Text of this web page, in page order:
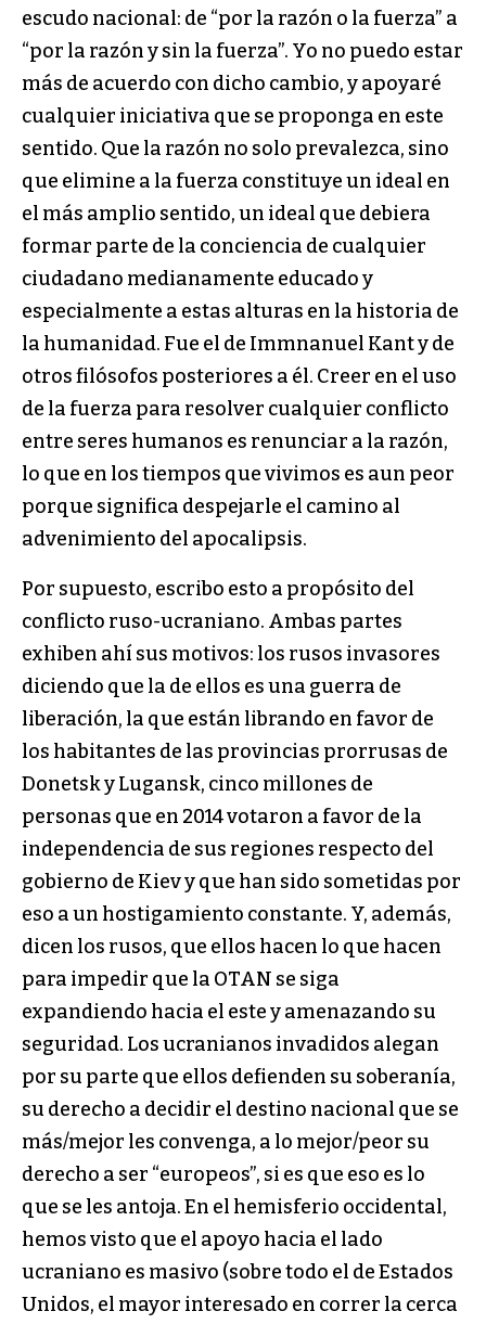
escudo nacional: de “por la razón o la fuerza” a
“por la razón y sin la fuerza”. Yo no puedo estar
más de acuerdo con dicho cambio, y apoyaré
cualquier iniciativa que se proponga en este
sentido. Que la razón no solo prevalezca, sino
que elimine a la fuerza constituye un ideal en
el más amplio sentido, un ideal que debiera
formar parte de la conciencia de cualquier
ciudadano medianamente educado y
especialmente a estas alturas en la historia de
la humanidad. Fue el de Immnanuel Kant y de
otros filósofos posteriores a él. Creer en el uso
de la fuerza para resolver cualquier conflicto
entre seres humanos es renunciar a la razón,
lo que en los tiempos que vivimos es aun peor
porque significa despejarle el camino al
advenimiento del apocalipsis.
Por supuesto, escribo esto a propósito del
conflicto ruso-ucraniano. Ambas partes
exhiben ahí sus motivos: los rusos invasores
diciendo que la de ellos es una guerra de
liberación, la que están librando en favor de
los habitantes de las provincias prorrusas de
Donetsk y Lugansk, cinco millones de
personas que en 2014 votaron a favor de la
independencia de sus regiones respecto del
gobierno de Kiev y que han sido sometidas por
eso a un hostigamiento constante. Y, además,
dicen los rusos, que ellos hacen lo que hacen
para impedir que la OTAN se siga
expandiendo hacia el este y amenazando su
seguridad. Los ucranianos invadidos alegan
por su parte que ellos defienden su soberanía,
su derecho a decidir el destino nacional que se
más/mejor les convenga, a lo mejor/peor su
derecho a ser “europeos”, si es que eso es lo
que se les antoja. En el hemisferio occidental,
hemos visto que el apoyo hacia el lado
ucraniano es masivo (sobre todo el de Estados
Unidos, el mayor interesado en correr la cerca